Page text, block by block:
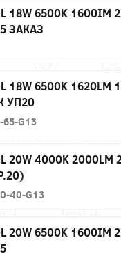
18W 6500K 1600IM
ЗАКАЗ
18W 6500K 1620LM
УП20
65-G13
20W 4000K 2000LM
40-G13
20W 6500K 1600IM